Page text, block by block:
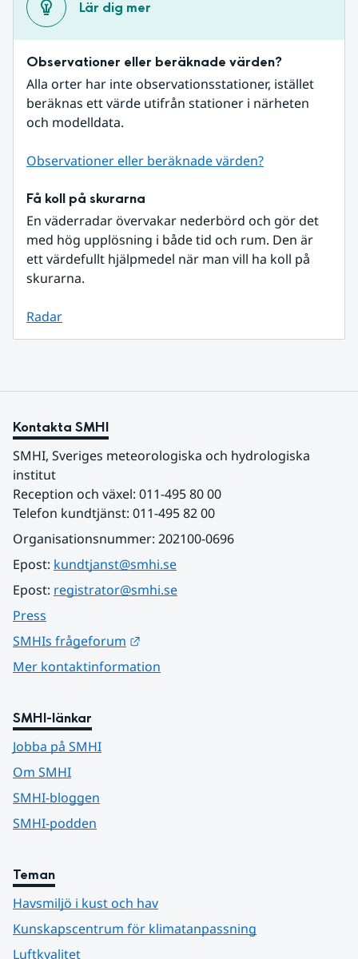
Lär dig mer
Observationer eller beräknade värden?
Alla orter har inte observationsstationer, istället
beräknas ett värde utifrån stationer i närheten
och modelldata.
Observationer eller beräknade värden?
Få koll på skurarna
En väderradar övervakar nederbörd och gör det
med hög upplösning i både tid och rum. Den är
ett värdefullt hjälpmedel när man vill ha koll på
skurarna.
Radar
Kontakta SMHI
SMHI, Sveriges meteorologiska och hydrologiska
institut
Reception och växel: 011-495 80 00
Telefon kundtjänst: 011-495 82 00
Organisationsnummer: 202100-0696
Epost: kundtjanst@smhi.se
Epost: registrator@smhi.se
Press
SMHIs frågeforum
Mer kontaktinformation
SMHI-länkar
Jobba på SMHI
Om SMHI
SMHI-bloggen
SMHI-podden
Teman
Havsmiljö i kust och hav
Kunskapscentrum för klimatanpassning
Luftkvalitet